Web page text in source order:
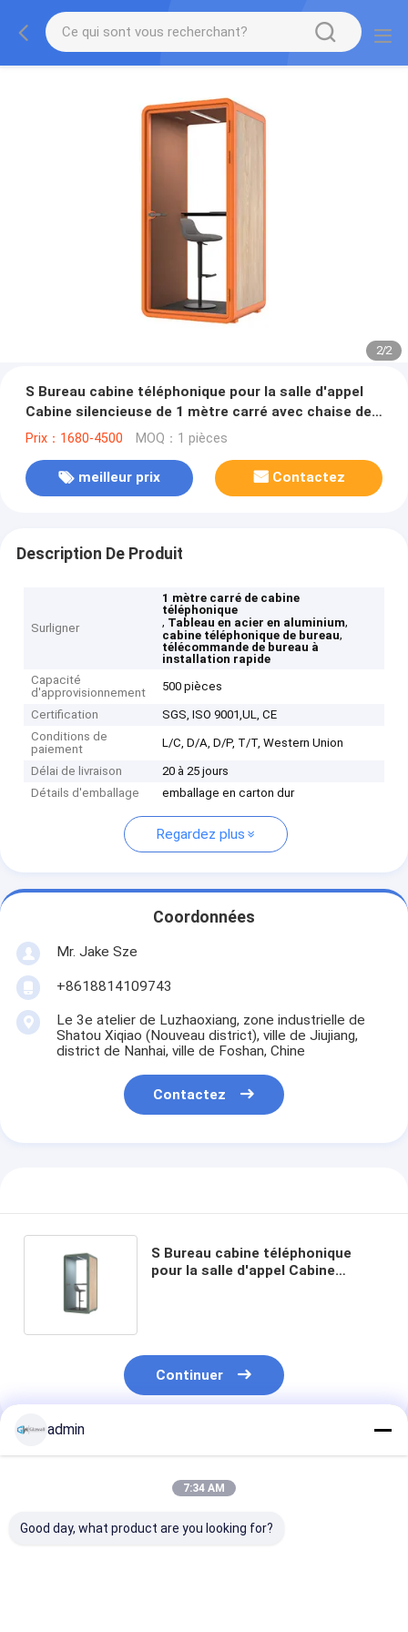
2/2
S Bureau cabine téléphonique pour la salle d'appel
Cabine silencieuse de 1 mètre carré avec chaise de
bureau Panneau en acier d'aluminium Installation
Prix：1680-4500 MOQ：1 pièces
meilleur prix Contactez
Description De Produit
Surligner
1 mètre carré de cabine
téléphonique
, Tableau en acier en aluminium,
cabine téléphonique de bureau,
télécommande de bureau à
installation rapide
Capacité
d'approvisionnement
500 pièces
Certification
SGS, ISO 9001,UL, CE
Conditions de
paiement
L/C, D/A, D/P, T/T, Western Union
Délai de livraison
20 à 25 jours
Détails d'emballage
emballage en carton dur
Regardez plus
Coordonnées
Mr. Jake Sze
+8618814109743
Le 3e atelier de Luzhaoxiang, zone industrielle de
Shatou Xiqiao (Nouveau district), ville de Jiujiang,
district de Nanhai, ville de Foshan, Chine
Contactez
S Bureau cabine téléphonique
pour la salle d'appel Cabine
Continuer
Produits Recommandés
admin
7:34 AM
Good day, what product are you looking for?